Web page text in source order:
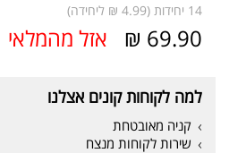
14 יחידות (4.99 ₪ ליחידה)
69.90 ₪ אזל מהמלאי
למה לקוחות קונים אצלנו
קניה מאובטחת
שירות לקוחות מנצח